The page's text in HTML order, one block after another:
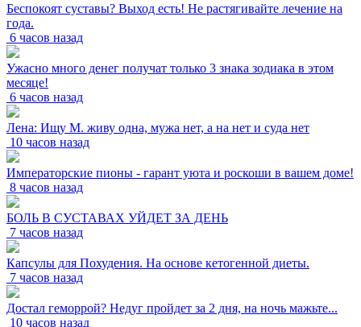
Беспокоят суставы? Выход есть! Не растягивайте лечение на
года.
6 часов назад
Ужасно много денег получат только 3 знака зодиака в этом
месяце!
6 часов назад
Лена: Ищу М. живу одна, мужа нет, а на нет и суда нет
10 часов назад
Императорские пионы - гарант уюта и роскоши в вашем доме!
8 часов назад
БОЛЬ В СУСТАВАХ УЙДЕТ ЗА ДЕНЬ
7 часов назад
Капсулы для Похудения. На основе кетогенной диеты.
7 часов назад
Достал геморрой? Недуг пройдет за 2 дня, на ночь мажьте...
10 часов назад